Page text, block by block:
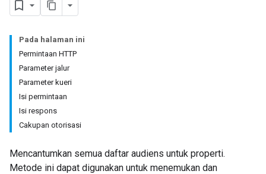
Pada halaman ini
Permintaan HTTP
Parameter jalur
Parameter kueri
Isi permintaan
Isi respons
Cakupan otorisasi
Mencantumkan semua daftar audiens untuk properti.
Metode ini dapat digunakan untuk menemukan dan